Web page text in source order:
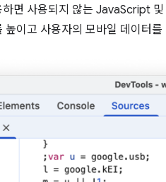
면 사용되지 않는 JavaScript
높이고 사용자의 모바일 데이터